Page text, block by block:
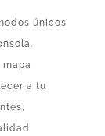
únicos
a tu